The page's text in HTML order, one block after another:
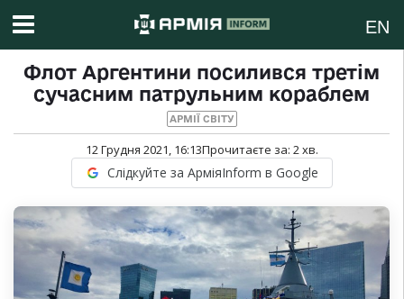
EN
Флот Аргентини посилився третім
сучасним патрульним кораблем
АРМІЇ СВІТУ
12 Грудня 2021, 16:13Прочитаєте за: 2хв.
Слідкуйте за АрміяInform в Google